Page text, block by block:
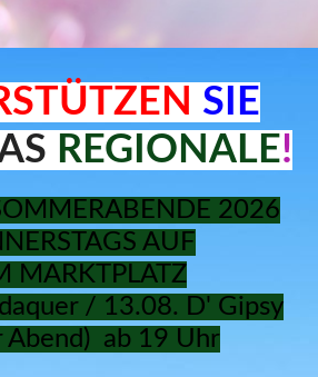
SIE
REGIONALE!
2026
AUF
MARKTPLATZ
/ 13.08. D' Gipsy
Abend) ab 19 Uhr